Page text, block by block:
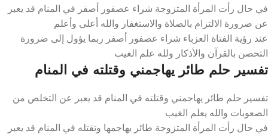
في حال رأت المرأة المتزوجة شراء عصفور أصفر في المنام قد يعبر
عن ضرورة الالتزام بالصلاة والاستغفار والله أعلى وأعلم
عند رؤية الفتاة العزباء شراء عصفور أصفر ربما يؤول إلى ضرورة
التحصن بالقرآن والأذكار ولله علم الغيب
تفسير حلم طائر يهاجمني وقتلته في المنام
تفسير حلم طائر يهاجمني وقتلته في المنام قد يعبر عن التخلص من
الصعوبات والله يعلم الغيب
في حال رأت المرأة المتزوجة طائر يهاجمها وتقتله في المنام قد يعبر